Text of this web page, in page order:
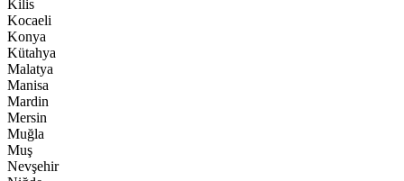
Kilis
Kocaeli
Konya
Kütahya
Malatya
Manisa
Mardin
Mersin
Muğla
Muş
Nevşehir